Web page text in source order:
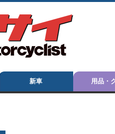
新車 用品・